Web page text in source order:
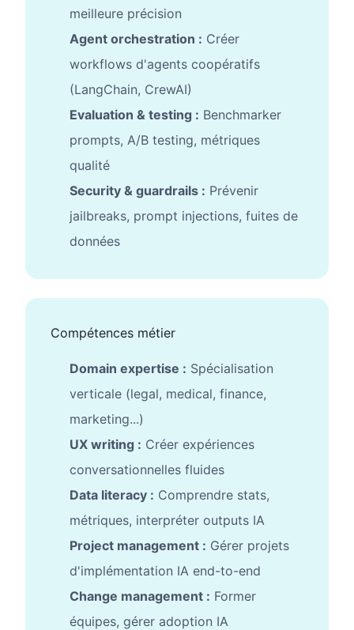
meilleure précision
Agent orchestration : Créer
workflows d'agents coopératifs
(LangChain, CrewAI)
Evaluation & testing : Benchmarker
prompts, A/B testing, métriques
qualité
Security & guardrails : Prévenir
jailbreaks, prompt injections, fuites de
données
Compétences métier
Domain expertise : Spécialisation
verticale (legal, medical, finance,
marketing...)
UX writing : Créer expériences
conversationnelles fluides
Data literacy : Comprendre stats,
métriques, interpréter outputs IA
Project management : Gérer projets
d'implémentation IA end-to-end
Change management : Former
équipes, gérer adoption IA